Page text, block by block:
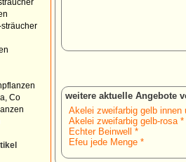
Co
weitere aktuelle Angebote
Akelei zweifarbig gelb innen
Akelei zweifarbig gelb-rosa *
Echter Beinwell *
Efeu jede Menge *